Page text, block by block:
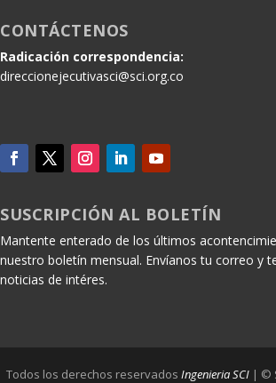
CONTÁCTENOS
Radicación correspondencia:
direccionejecutivasci@sci.org.co
SUSCRIPCIÓN AL BOLETÍN
Mantente enterado de los últimos
nuestro boletín mensual. Envíanos tu correo y
noticias de intéres.
Todos los derechos reservados Ingenieria SCI | ©